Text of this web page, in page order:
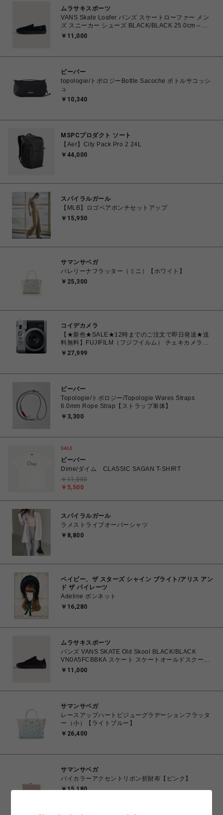
ムラサキスポーツ
VANS Skate Loafer バンズ スケートローファー メン
ズ スニーカー シューズ BLACK/BLACK 25.0cm～
29.0cm VN000VA6BKA 0198266309118 【送料無料
￥11,000
ビーバー
topologie/トポロジーBottle Sacoche ボトルサコッシ
ュ
￥10,340
MSPCプロダクト ソート
【Aer】City Pack Pro 2 24L
￥44,000
スパイラルガール
【MLB】ロゴベアポンチセットアップ
￥15,950
サマンサベガ
バレリーナフラッター（ミニ）【ホワイト】
￥25,300
コイデカメラ
【★新色★SALE★12時までのご注文で即日発送★送
料無料】FUJIFILM（フジフイルム） チェキカメラ
INSTAX mini99 シルバー
￥27,999
ビーバー
Topologie/トポロジー/Topologie Wares Straps
6.0mm Rope Strap【ストラップ単体】
￥3,300
ビーバー
Dime/ダイム CLASSIC SAGAN T-SHIRT
￥5,500
￥11,000
スパイラルガール
ラメストライプオーバーシャツ
￥8,800
ベイビー、ザ スターズ シャイン ブライト/アリス アン
ド ザ パイレーツ
Adeline ボンネット
￥16,280
ムラサキスポーツ
バンズ VANS SKATE Old Skool BLACK/BLACK
VN0A5FCBBKA スケート スケートオールドスクール
26.0㎝～28.0㎝ スニーカー メンズ シューズ
￥11,000
サマンサベガ
レースアップハートビジューグラデーションフラッタ
ー（小）【ライトブルー】
￥26,400
サマンサベガ
バイカラーアクセントリボン折財布【ピンク】
￥15,180